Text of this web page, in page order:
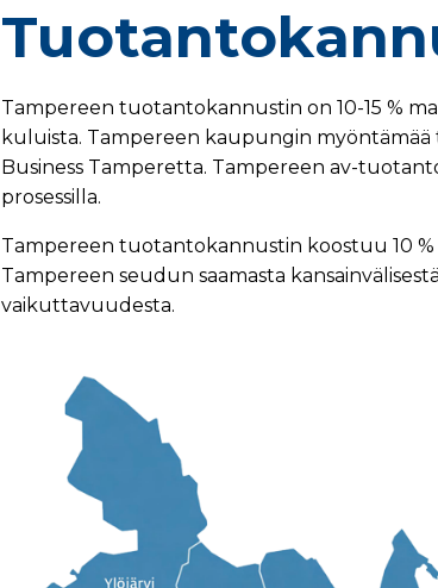
Tampereen tuotantokannustin on 10-15 %
kuluista. Tampereen kaupungin myöntämää
Business Tamperetta. Tampereen av-
prosessilla.
Tampereen tuotantokannustin koostuu 10 %
Tampereen seudun saamasta
vaikuttavuudesta.